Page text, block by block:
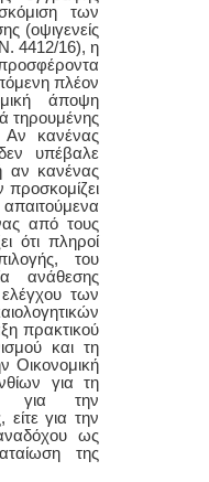
των
(οψιγενείς
4412/16), η
πλέον
άποψη
τηρουμένης
Αν κανένας
υπέβαλε
αν κανένας
από τους
ότι πληροί
του
ανάθεσης
ελέγχου των
πρακτικού
και τη
Οικονομική
για τη
για την
για την
ως
της